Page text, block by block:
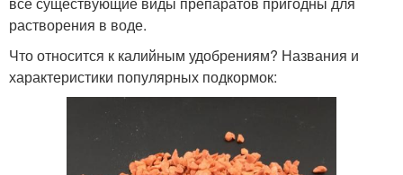
растворения в воде.
Что относится к калийным удобрениям? Названия и
характеристики популярных подкормок: